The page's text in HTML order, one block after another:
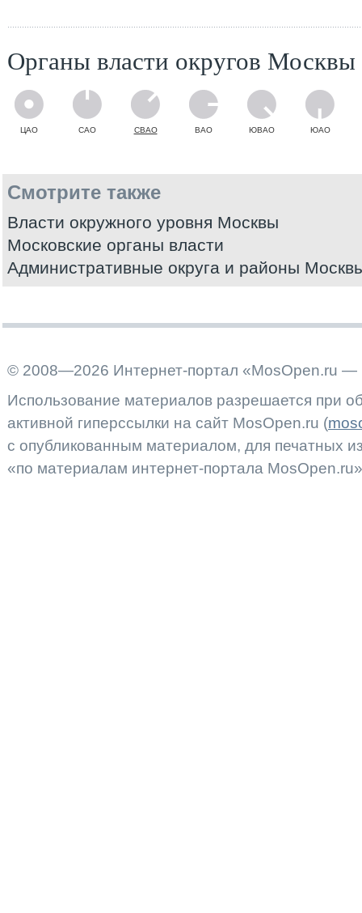
Органы власти округов Москвы
ЦАО САО СВАО ВАО ЮВАО ЮАО
Смотрите также
Власти окружного уровня Москвы
Московские органы власти
Административные округа и районы
© 2008—2026 Интернет-портал «MosOpen.ru —
Использование материалов разрешается при
активной гиперссылки на сайт MosOpen.ru (
с опубликованным материалом, для печатных
«по материалам интернет-портала